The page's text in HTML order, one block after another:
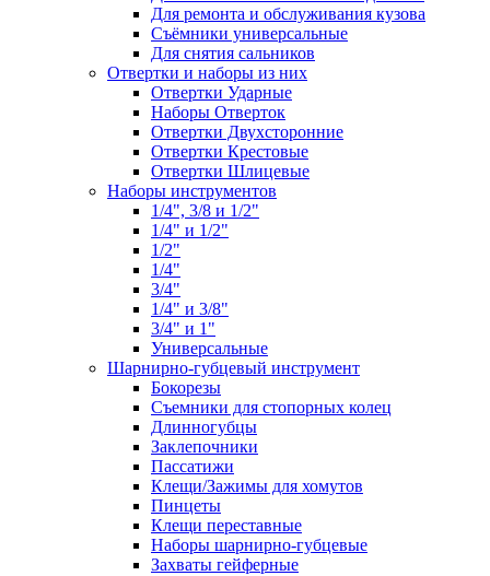
Для ремонта и обслуживания кузова
Съёмники универсальные
Для снятия сальников
Отвертки и наборы из них
Отвертки Ударные
Наборы Отверток
Отвертки Двухсторонние
Отвертки Крестовые
Отвертки Шлицевые
Наборы инструментов
1/4", 3/8 и 1/2"
1/4" и 1/2"
1/2"
1/4"
3/4"
1/4" и 3/8"
3/4" и 1"
Универсальные
Шарнирно-губцевый инструмент
Бокорезы
Съемники для стопорных колец
Длинногубцы
Заклепочники
Пассатижи
Клещи/Зажимы для хомутов
Пинцеты
Клещи переставные
Наборы шарнирно-губцевые
Захваты гейферные